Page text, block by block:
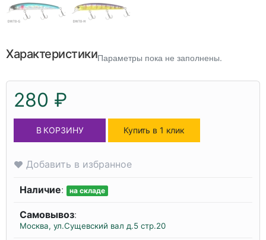
ХарактеристикиПараметры пока не заполнены.
280 ₽
В КОРЗИНУ Купить в 1 клик
Добавить в избранное
Наличие: на складе
Самовывоз:
Москва, ул.Сущевский вал д.5 стр.20